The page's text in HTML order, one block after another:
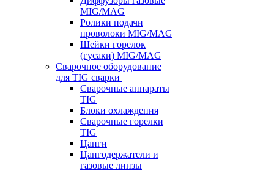
MIG/MAG
Ролики подачи
проволоки MIG/MAG
Шейки горелок
(гусаки) MIG/MAG
Сварочное оборудование
для TIG сварки
Сварочные аппараты
TIG
Блоки охлаждения
Сварочные горелки
TIG
Цанги
Цангодержатели и
газовые линзы